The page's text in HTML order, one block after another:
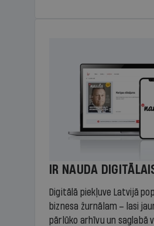
IR NAUDA
Digitālā piekļuve Latvijā
biznesa žurnālam – lasi
pārlūko arhīvu un saglabā